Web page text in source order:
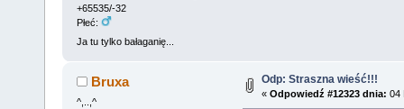
+65535/-32
Płeć:
Ja tu tylko bałaganię...
Bruxa
^,..,^
Odp: Straszna wieść!!!
« Odpowiedź #12323 dnia: 04